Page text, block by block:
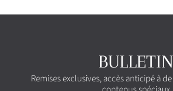
BULLETIN
Remises exclusives, accès anticipé à